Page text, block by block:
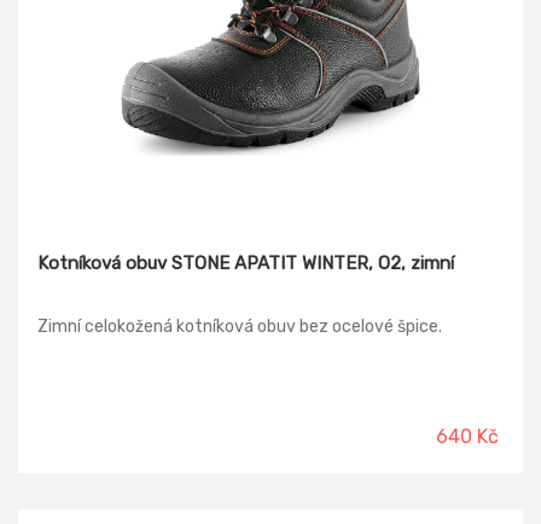
Kotníková obuv STONE APATIT WINTER, O2, zimní
Zimní celokožená kotníková obuv bez ocelové špice.
640 Kč